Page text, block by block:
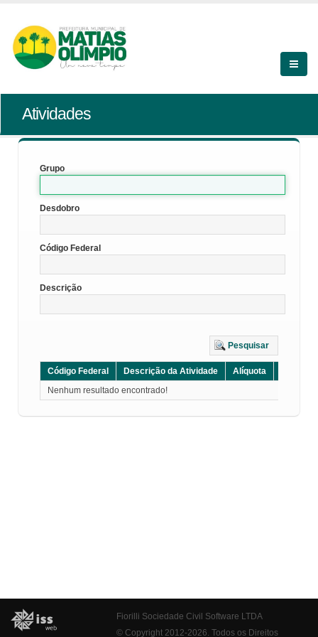
Atividades
Grupo
Desdobro
Código Federal
Descrição
Pesquisar
Código Federal Descrição da Atividade Alíquota
Nenhum resultado encontrado!
Fiorilli Sociedade Civil Software LTDA
© Copyright 2012-2026. Todos os Direitos